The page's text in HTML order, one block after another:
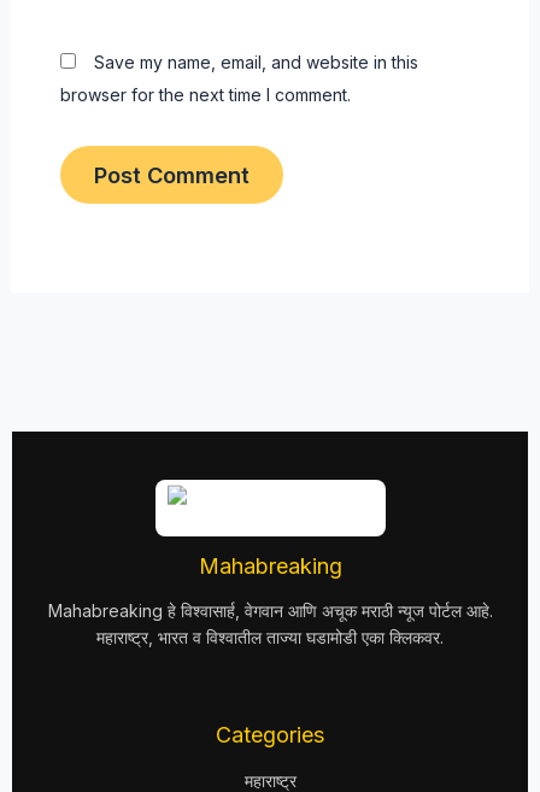
Save my name, email, and website in this
browser for the next time I comment.
Mahabreaking
Mahabreaking हे विश्वासार्ह, वेगवान आणि अचूक मराठी न्यूज पोर्टल आहे.
महाराष्ट्र, भारत व विश्वातील ताज्या घडामोडी एका क्लिकवर.
Categories
महाराष्ट्र